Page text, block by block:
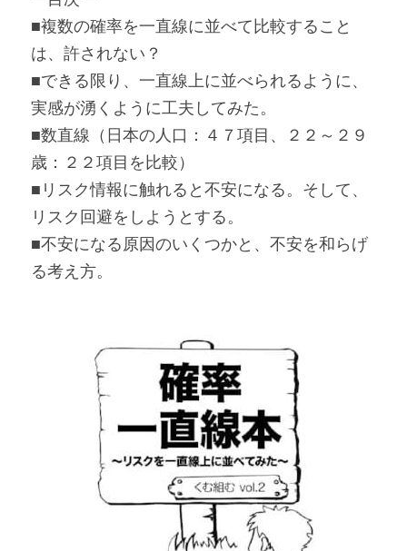
■複数の確率を一直線に並べて比較すること
は、許されない？
■できる限り、一直線上に並べられるように、
実感が湧くように工夫してみた。
■数直線（日本の人口：４７項目、２２～２９
歳：２２項目を比較）
■リスク情報に触れると不安になる。そして、
リスク回避をしようとする。
■不安になる原因のいくつかと、不安を和らげ
る考え方。